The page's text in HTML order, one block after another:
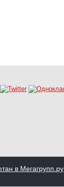
в Мегагрупп.ру